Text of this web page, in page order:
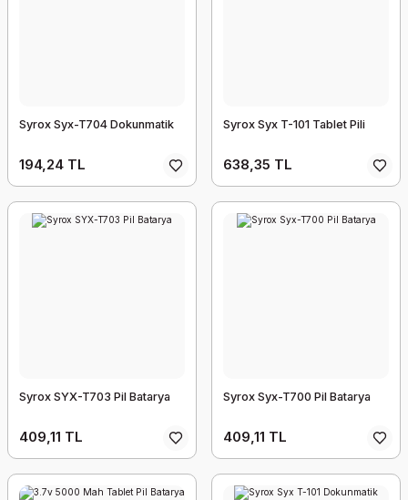
Syrox Syx-T704 Dokunmatik
194,24 TL
Syrox Syx T-101 Tablet Pili
638,35 TL
Syrox SYX-T703 Pil Batarya
409,11 TL
Syrox Syx-T700 Pil Batarya
409,11 TL